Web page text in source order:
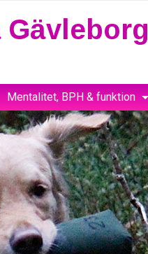
Gävleborg
Mentalitet, BPH & funktion